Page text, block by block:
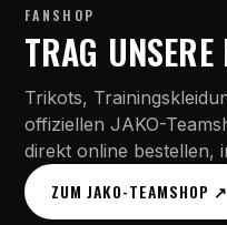
FANSHOP
TRAG UNSERE
Trikots,
offiziellen JAKO-
direkt online bestellen,
ZUM JAKO-TEAMSHOP ↗